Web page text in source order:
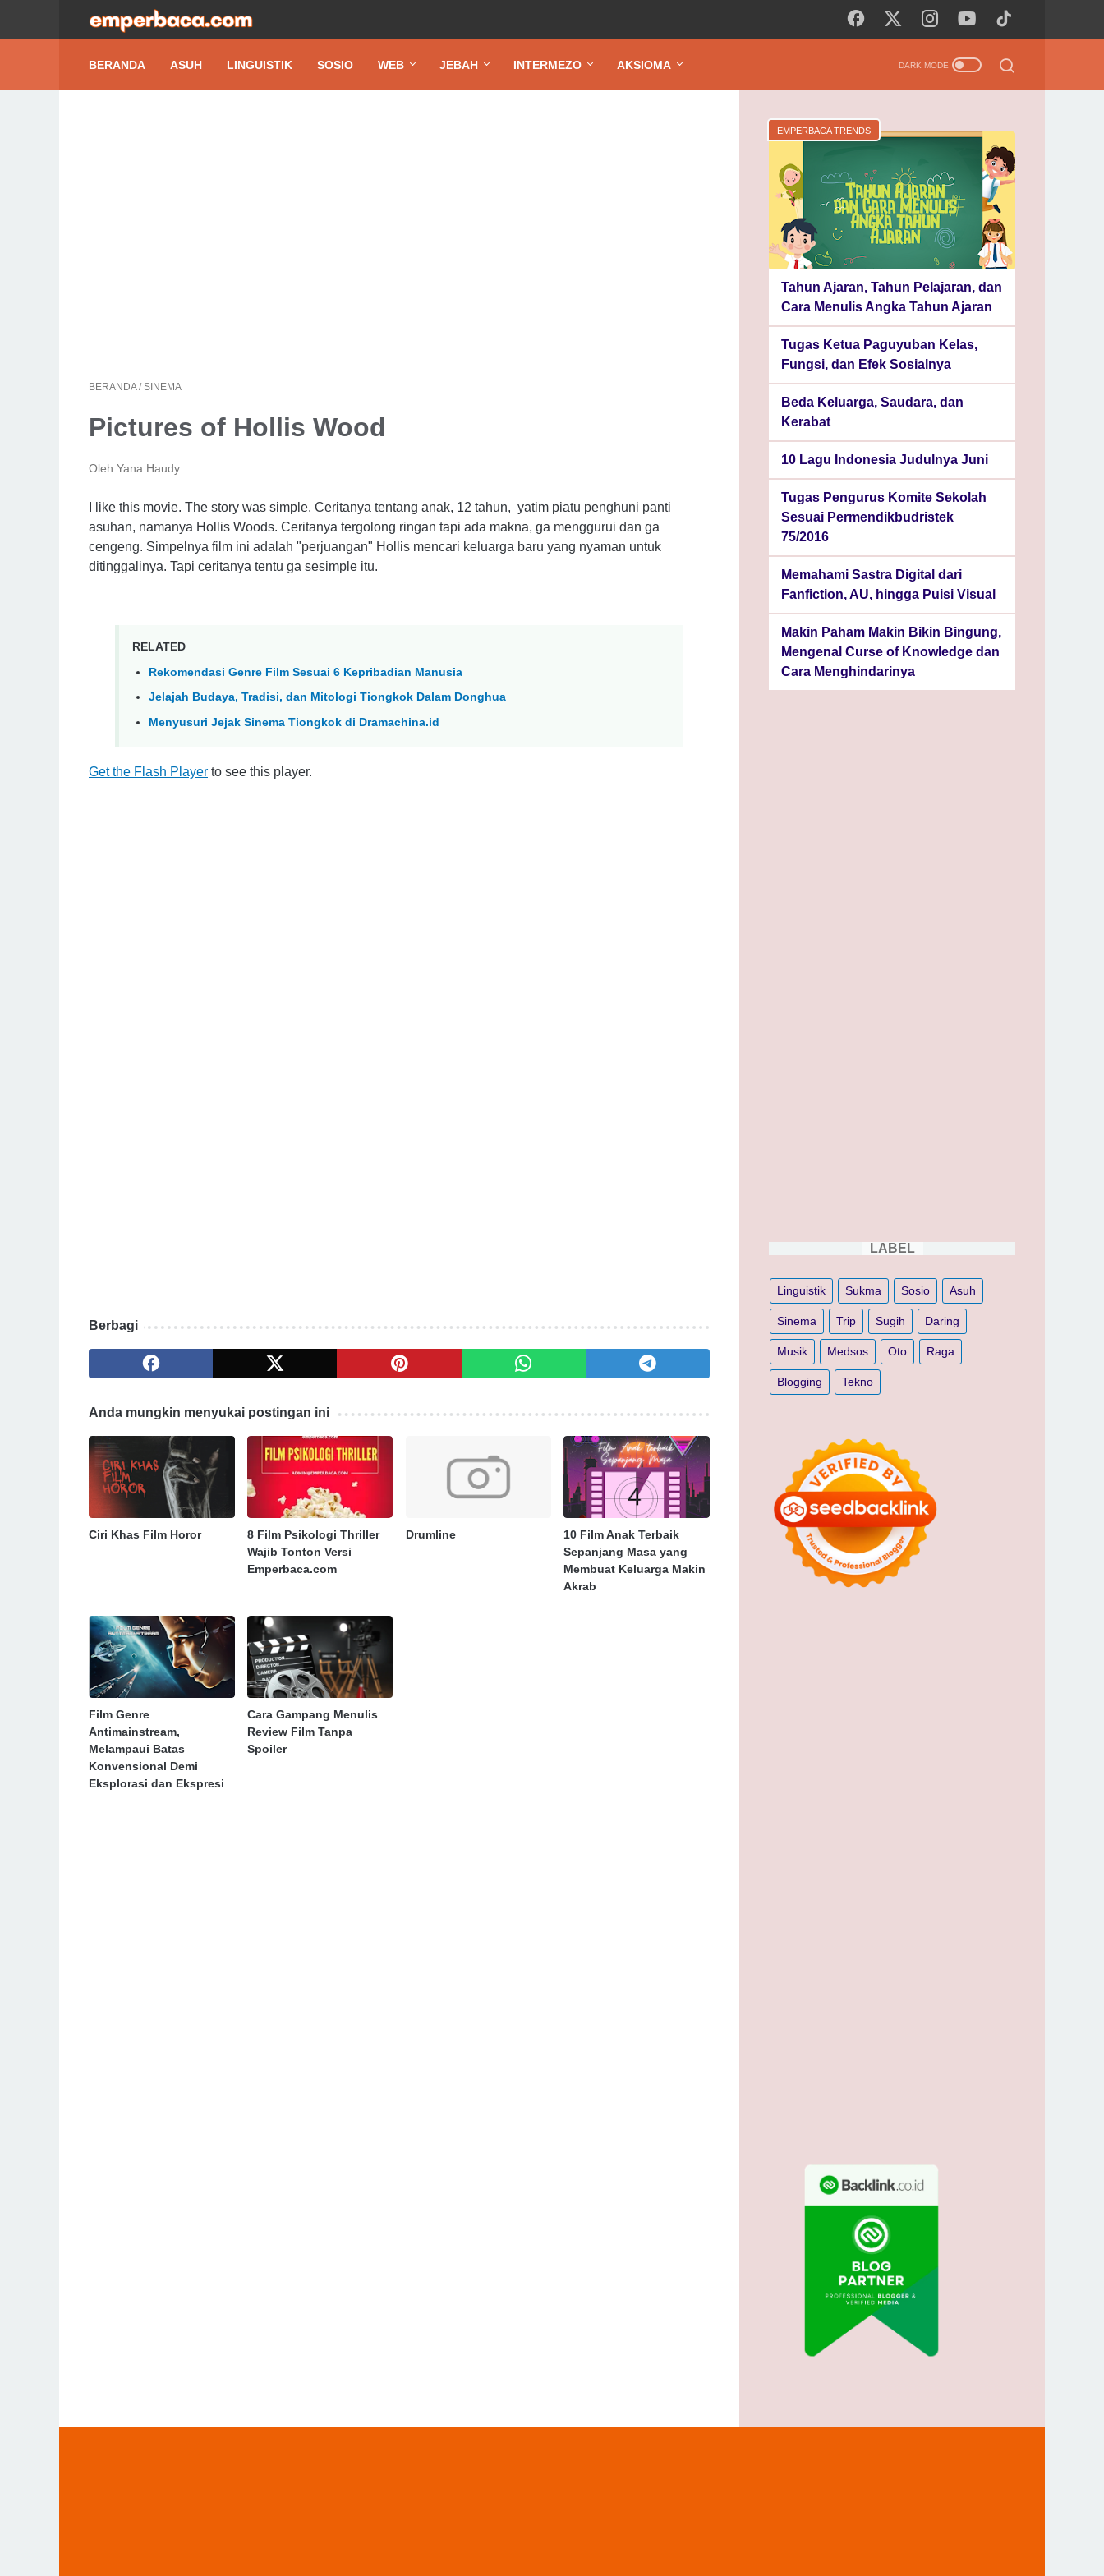
BERANDA ASUH LINGUISTIK SOSIO WEB JEBAH INTERMEZO AKSIOMA
BERANDA /SINEMA
Pictures of Hollis Wood
Oleh Yana Haudy
I like this movie. The story was simple. Ceritanya tentang anak, 12 tahun, yatim piatu penghuni panti
asuhan, namanya Hollis Woods. Ceritanya tergolong ringan tapi ada makna, ga menggurui dan ga
cengeng. Simpelnya film ini adalah "perjuangan" Hollis mencari keluarga baru yang nyaman untuk
ditinggalinya. Tapi ceritanya tentu ga sesimple itu.
RELATED
Rekomendasi Genre Film Sesuai 6 Kepribadian Manusia
Jelajah Budaya, Tradisi, dan Mitologi Tiongkok Dalam Donghua
Menyusuri Jejak Sinema Tiongkok di Dramachina.id
Get the Flash Player to see this player.
Berbagi
Anda mungkin menyukai postingan ini
Ciri Khas Film Horor
8 Film Psikologi Thriller
Wajib Tonton Versi
Emperbaca.com
Drumline
10 Film Anak Terbaik
Sepanjang Masa yang
Membuat Keluarga Makin
Akrab
Film Genre
Antimainstream,
Melampaui Batas
Konvensional Demi
Eksplorasi dan Ekspresi
Cara Gampang Menulis
Review Film Tanpa
Spoiler
EMPERBACA TRENDS
Tahun Ajaran, Tahun Pelajaran, dan
Cara Menulis Angka Tahun Ajaran
Tugas Ketua Paguyuban Kelas,
Fungsi, dan Efek Sosialnya
Beda Keluarga, Saudara, dan
Kerabat
10 Lagu Indonesia Judulnya Juni
Tugas Pengurus Komite Sekolah
Sesuai Permendikbudristek
75/2016
Memahami Sastra Digital dari
Fanfiction, AU, hingga Puisi Visual
Makin Paham Makin Bikin Bingung,
Mengenal Curse of Knowledge dan
Cara Menghindarinya
LABEL
Linguistik Sukma Sosio Asuh
Sinema Trip Sugih Daring
Musik Medsos Oto Raga
Blogging Tekno